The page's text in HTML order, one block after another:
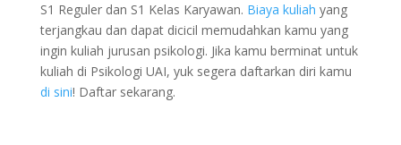
S1 Reguler dan S1 Kelas Karyawan. Biaya kuliah yang
terjangkau dan dapat dicicil memudahkan kamu yang
ingin kuliah jurusan psikologi. Jika kamu berminat untuk
kuliah di Psikologi UAI, yuk segera daftarkan diri kamu
di sini! Daftar sekarang.